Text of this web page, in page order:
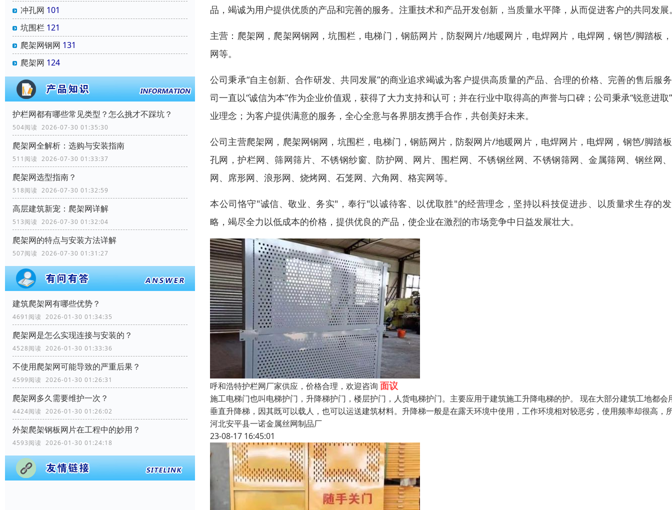
冲孔网 101
坑围栏 121
爬架网钢网 131
爬架网 124
‌护栏网‌都有哪些常见类型？怎么挑才不踩坑？
504阅读 2026-07-30 01:35:30
爬架网全解析：选购与安装指南
511阅读 2026-07-30 01:33:37
爬架网选型指南？
518阅读 2026-07-30 01:32:59
高层建筑新宠：爬架网详解
513阅读 2026-07-30 01:32:04
爬架网的特点与安装方法详解
507阅读 2026-07-30 01:31:27
建筑爬架网有哪些优势？
4691阅读 2026-01-30 01:34:35
爬架网是怎么实现连接与安装的？
4528阅读 2026-01-30 01:33:36
不使用爬架网可能导致的严重后果？
4599阅读 2026-01-30 01:26:31
爬架网多久需要维护一次？
4424阅读 2026-01-30 01:26:02
外架爬架钢板网片在工程中的妙用？
4593阅读 2026-01-30 01:24:18
品，竭诚为用户提供优质的产品和完善的服务。注重技术和产品开发创新，当质量水平降，从而促进客户的共同发展
主营：爬架网，爬架网钢网，坑围栏，电梯门，钢筋网片，防裂网片/地暖网片，电焊网片，电焊网，钢笆/脚踏板
网等。
公司秉承“自主创新、合作研发、共同发展”的商业追求竭诚为客户提供高质量的产品、合理的价格、完善的售后服
司一直以“诚信为本”作为企业价值观，获得了大力支持和认可；并在行业中取得高的声誉与口碑；公司秉承“锐意进取
业理念；为客户提供满意的服务，全心全意与各界朋友携手合作，共创美好未来。
公司主营爬架网，爬架网钢网，坑围栏，电梯门，钢筋网片，防裂网片/地暖网片，电焊网片，电焊网，钢笆/脚踏
孔网，护栏网、筛网筛片、不锈钢纱窗、防护网、网片、围栏网、不锈钢丝网、不锈钢筛网、金属筛网、钢丝网
网、席形网、浪形网、烧烤网、石笼网、六角网、格宾网等。
本公司恪守"诚信、敬业、务实"，奉行"以诚待客、以优取胜"的经营理念，坚持以科技促进步、以质量求生存的
略，竭尽全力以低成本的价格，提供优良的产品，使企业在激烈的市场竞争中日益发展壮大。
呼和浩特护栏网厂家供应，价格合理，欢迎咨询 面议
施工电梯门也叫电梯护门，升降梯护门，楼层护门，人货电梯护门。主要应用于建筑施工升降电梯的护。 现在大部分建筑工地都会
垂直升降梯，因其既可以载人，也可以运送建筑材料。升降梯一般是在露天环境中使用，工作环境相对较恶劣，使用频率却很高，
河北安平县一诺金属丝网制品厂
23-08-17 16:45:01